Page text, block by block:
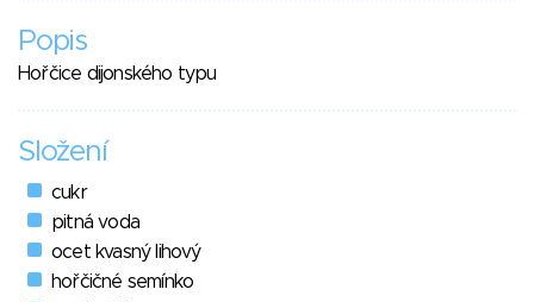
Popis
Hořčice dijonského typu
Složení
cukr
pitná voda
ocet kvasný lihový
hořčičné semínko